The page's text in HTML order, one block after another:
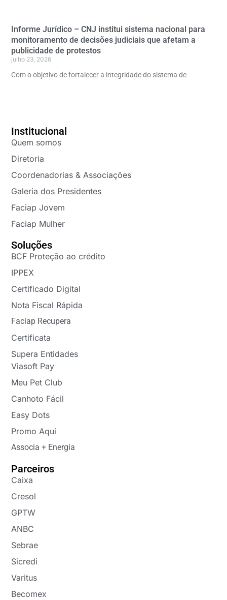
Informe Jurídico – CNJ institui sistema nacional para
monitoramento de decisões judiciais que afetam a
publicidade de protestos
julho 23, 2026
Com o objetivo de fortalecer a integridade do sistema de
Institucional
Quem somos
Diretoria
Coordenadorias & Associações
Galeria dos Presidentes
Faciap Jovem
Faciap Mulher
Soluções
BCF Proteção ao crédito
IPPEX
Certificado Digital
Nota Fiscal Rápida
Faciap Recupera
Certificata
Supera Entidades
Viasoft Pay
Meu Pet Club
Canhoto Fácil
Easy Dots
Promo Aqui
Associa + Energia
Parceiros
Caixa
Cresol
GPTW
ANBC
Sebrae
Sicredi
Varitus
Becomex